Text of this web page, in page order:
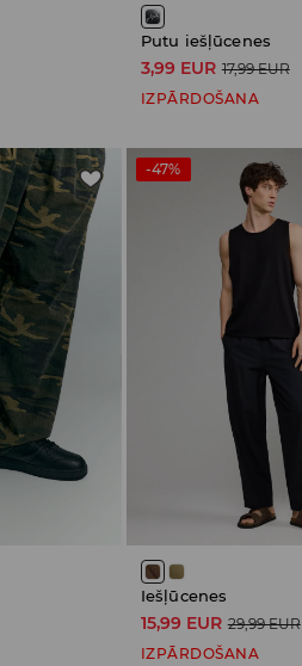
Putu iešļūcenes
3,99 EUR 17,99 EUR
IZPĀRDOŠANA
-47%
Iešļūcenes
15,99 EUR 29,99 EUR
IZPĀRDOŠANA